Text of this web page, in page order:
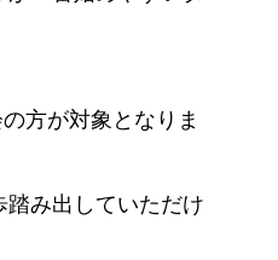
方が対象となりま
踏み出していただけ